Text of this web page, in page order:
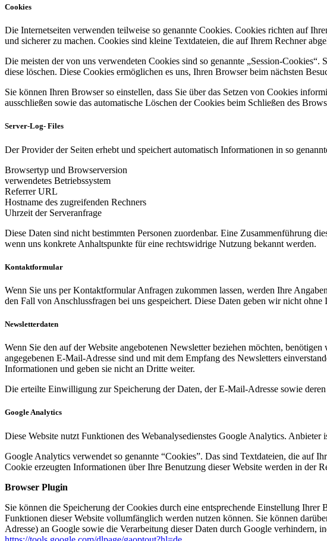
Cookies
Die Internetseiten verwenden teilweise so genannte Cookies. Cookies richten auf
und sicherer zu machen. Cookies sind kleine Textdateien, die auf Ihrem Rechner
Die meisten der von uns verwendeten Cookies sind so genannte „Session-
diese löschen. Diese Cookies ermöglichen es uns, Ihren Browser beim nächsten
Sie können Ihren Browser so einstellen, dass Sie über das Setzen von Cookies
ausschließen sowie das automatische Löschen der Cookies beim Schließen des
Server-Log- Files
Der Provider der Seiten erhebt und speichert automatisch Informationen in so
Browsertyp und Browserversion
verwendetes Betriebssystem
Referrer URL
Hostname des zugreifenden Rechners
Uhrzeit der Serveranfrage
Diese Daten sind nicht bestimmten Personen zuordenbar. Eine Zusammenführung
wenn uns konkrete Anhaltspunkte für eine rechtswidrige Nutzung bekannt werden.
Kontaktformular
Wenn Sie uns per Kontaktformular Anfragen zukommen lassen, werden Ihre
den Fall von Anschlussfragen bei uns gespeichert. Diese Daten geben wir nicht
Newsletterdaten
Wenn Sie den auf der Website angebotenen Newsletter beziehen möchten,
angegebenen E-Mail-Adresse sind und mit dem Empfang des Newsletters
Informationen und geben sie nicht an Dritte weiter.
Die erteilte Einwilligung zur Speicherung der Daten, der E-Mail-Adresse sowie
Google Analytics
Diese Website nutzt Funktionen des Webanalysedienstes Google Analytics.
Google Analytics verwendet so genannte “Cookies”. Das sind Textdateien, die auf
Cookie erzeugten Informationen über Ihre Benutzung dieser Website werden in der
Browser Plugin
Sie können die Speicherung der Cookies durch eine entsprechende Einstellung
Funktionen dieser Website vollumfänglich werden nutzen können. Sie können
Adresse) an Google sowie die Verarbeitung dieser Daten durch Google verhindern,